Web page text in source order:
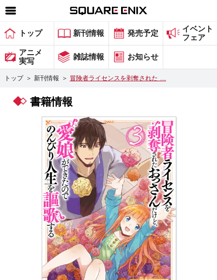
SQUARE ENIX 公式サイトメニュー
ゲーム
マガジン＆ブックス
グッズ
会社情報 採用情報
スクウェア・エニックス サイト内検索
トップ 新刊情報 発売予定
イベント
フェア
アニメ
実写
雑誌情報 お知らせ
トップ ＞ 新刊情報 ＞ 冒険者ライセンスを剥奪された …
書籍情報